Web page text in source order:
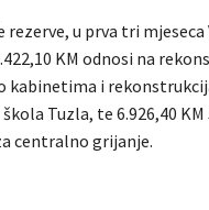
u prva tri mjeseca
KM odnosi na
kabinetima i
Tuzla, te 6.926,40 KM
centralno grijanje.